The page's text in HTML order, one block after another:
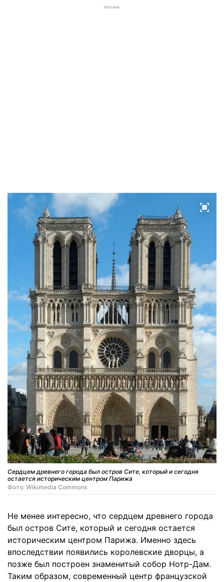
РЕКЛАМА
Сердцем древнего города был остров Сите, который и сегодня
остается историческим центром Парижа
Фото: Wikimedia Commons
Не менее интересно, что сердцем древнего города
был остров Сите, который и сегодня остается
историческим центром Парижа. Именно здесь
впоследствии появились королевские дворцы, а
позже был построен знаменитый собор Нотр-Дам.
Таким образом, современный центр французской